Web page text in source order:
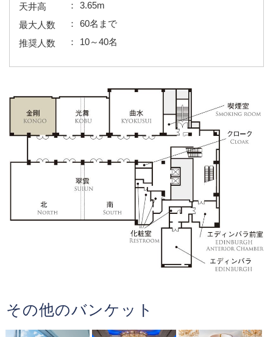
天井高
3.65m
最大人数
60名まで
推奨人数
10～40名
その他のバンケット